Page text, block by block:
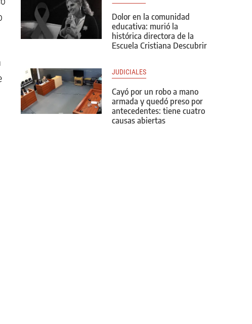
Dolor en la comunidad
educativa: murió la
histórica directora de la
Escuela Cristiana Descubrir
JUDICIALES
Cayó por un robo a mano
armada y quedó preso por
antecedentes: tiene cuatro
causas abiertas